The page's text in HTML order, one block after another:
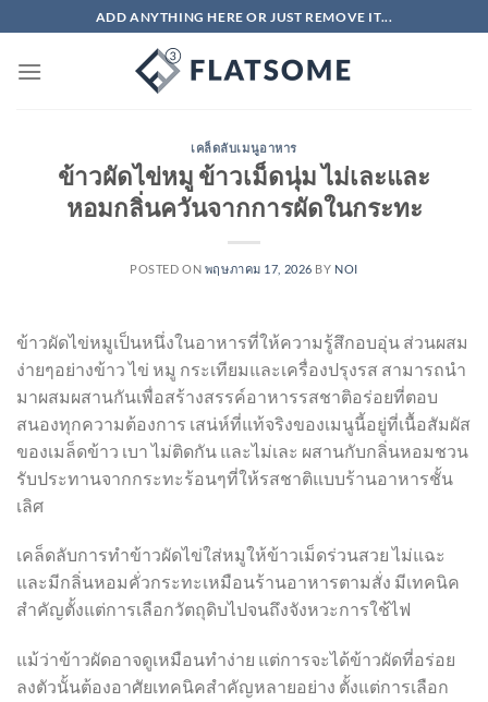
ไป
ADD ANYTHING HERE OR JUST REMOVE IT...
เคล็ดลับเมนูอาหาร
ข้าวผัดไข่หมู ข้าวเม็ดนุ่ม ไม่เละและ
หอมกลิ่นควันจากการผัดในกระทะ
POSTED ON พฤษภาคม 17, 2026 BY NOI
ข้าวผัดไข่หมูเป็นหนึ่งในอาหารที่ให้ความรู้สึกอบอุ่น ส่วนผสม
ง่ายๆอย่างข้าว ไข่ หมู กระเทียมและเครื่องปรุงรส สามารถนำ
มาผสมผสานกันเพื่อสร้างสรรค์อาหารรสชาติอร่อยที่ตอบ
สนองทุกความต้องการ เสน่ห์ที่แท้จริงของเมนูนี้อยู่ที่เนื้อสัมผัส
ของเมล็ดข้าว เบา ไม่ติดกัน และไม่เละ ผสานกับกลิ่นหอมชวน
รับประทานจากกระทะร้อนๆที่ให้รสชาติแบบร้านอาหารชั้น
เลิศ
เคล็ดลับการทำข้าวผัดไข่ใส่หมูให้ข้าวเม็ดร่วนสวย ไม่แฉะ
และมีกลิ่นหอมคั่วกระทะเหมือนร้านอาหารตามสั่ง มีเทคนิค
สำคัญตั้งแต่การเลือกวัตถุดิบไปจนถึงจังหวะการใช้ไฟ
แม้ว่าข้าวผัดอาจดูเหมือนทำง่าย แต่การจะได้ข้าวผัดที่อร่อย
ลงตัวนั้นต้องอาศัยเทคนิคสำคัญหลายอย่าง ตั้งแต่การเลือก